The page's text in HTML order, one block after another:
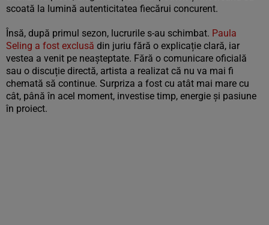
scoată la lumină autenticitatea fiecărui concurent.
Însă, după primul sezon, lucrurile s-au schimbat. Paula
Seling a fost exclusă din juriu fără o explicație clară, iar
vestea a venit pe neașteptate. Fără o comunicare oficială
sau o discuție directă, artista a realizat că nu va mai fi
chemată să continue. Surpriza a fost cu atât mai mare cu
cât, până în acel moment, investise timp, energie și pasiune
în proiect.